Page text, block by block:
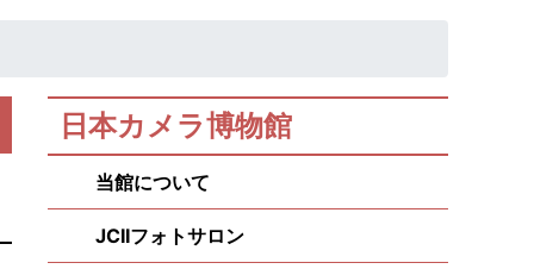
日本カメラ博物館
当館について
JCIIフォトサロン